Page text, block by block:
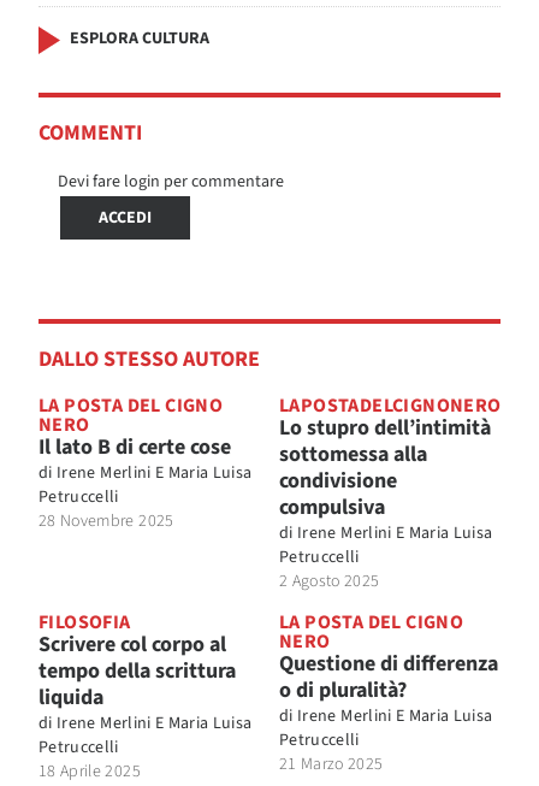
ESPLORA CULTURA
COMMENTI
Devi fare login per commentare
ACCEDI
DALLO STESSO AUTORE
LA POSTA DEL CIGNO
NERO
Il lato B di certe cose
di Irene Merlini E Maria Luisa
Petruccelli
28 Novembre 2025
LAPOSTADELCIGNONERO
Lo stupro dell’intimità
sottomessa alla
condivisione
compulsiva
di Irene Merlini E Maria Luisa
Petruccelli
2 Agosto 2025
FILOSOFIA
Scrivere col corpo al
tempo della scrittura
liquida
di Irene Merlini E Maria Luisa
Petruccelli
18 Aprile 2025
LA POSTA DEL CIGNO
NERO
Questione di differenza
o di pluralità?
di Irene Merlini E Maria Luisa
Petruccelli
21 Marzo 2025